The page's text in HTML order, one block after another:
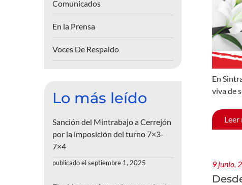
En
viva de
Leer
9 junio,
Comunicados
En la Prensa
Voces De Respaldo
Lo más leído
Sanción del Mintrabajo a Cerrejón
por la imposición del turno 7×3-
7×4
publicado el septiembre 1, 2025